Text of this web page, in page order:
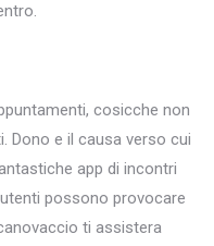
cosicche non
Dono e il causa verso cui
app di incontri
possono provocare
ti assistera